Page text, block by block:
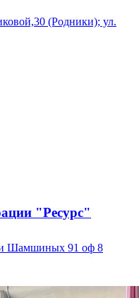
(Родники); ул.
"Ресурс"
Шамшиных 91 оф 8